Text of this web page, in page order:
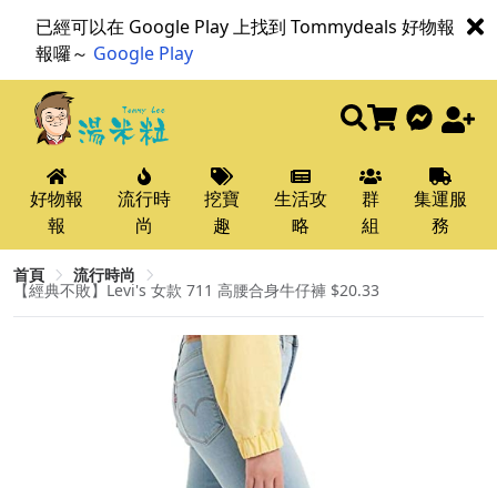
已經可以在 Google Play 上找到 Tommydeals 好物報
報囉～ Google Play
好物報
報
流行時
尚
挖寶
趣
生活攻
略
群
組
集運服
務
首頁 流行時尚
【經典不敗】Levi's 女款 711 高腰合身牛仔褲 $20.33